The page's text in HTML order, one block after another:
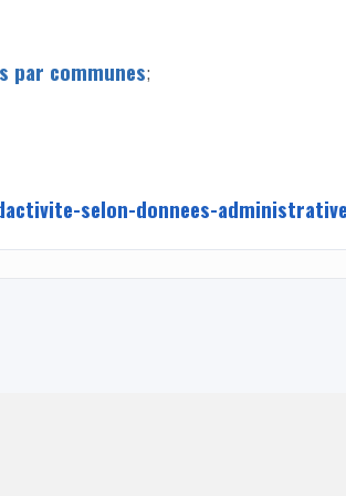
par communes;
selon-donnees-